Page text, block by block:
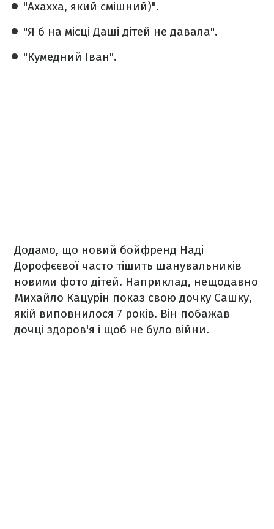
"Ахахха, який смішний)".
"Я б на місці Даші дітей не давала".
"Кумедний Іван".
Додамо, що новий бойфренд Наді
Дорофєєвої часто тішить шанувальників
новими фото дітей. Наприклад, нещодавно
Михайло Кацурін показ свою дочку Сашку,
якій виповнилося 7 років. Він побажав
дочці здоров'я і щоб не було війни.